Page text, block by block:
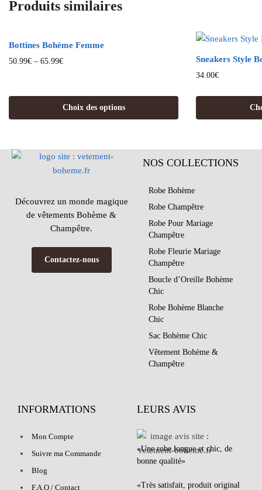
Produits similaires
Bottines Bohème Femme
50.99€ – 65.99€
Choix des options
Sneakers Style
34.00€
Découvrez un monde magique
de vêtements Bohème &
Champêtre.
Contactez-nous
NOS COLLECTIONS
Robe Bohème
Robe Champêtre
Robe Pour Mariage
Champêtre
Robe Fleurie Mariage
Champêtre
Boucle d’Oreille Bohème
Chic
Robe Bohème Blanche
Chic
Sac Bohème Chic
Vêtement Bohème &
Champêtre
INFORMATIONS
Mon Compte
Suivre ma Commande
Blog
F.A.Q / Contact
LEURS AVIS
«Une robe longue et chic, de
bonne qualité»
«Très satisfait, produit original